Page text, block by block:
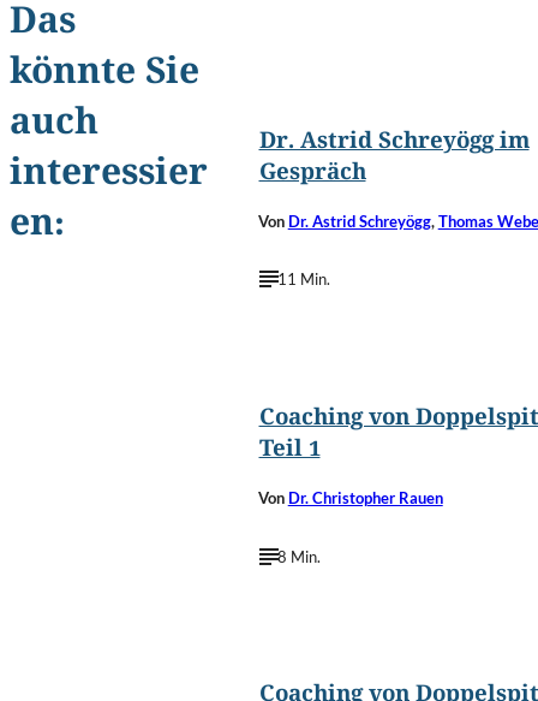
Das
könnte Sie
auch
interessier
en:
Dr. Astrid Schreyögg im
Gespräch
Von Dr. Astrid Schreyögg,Thomas
11 Min.
Coaching von
Teil 1
Von Dr. Christopher Rauen
8 Min.